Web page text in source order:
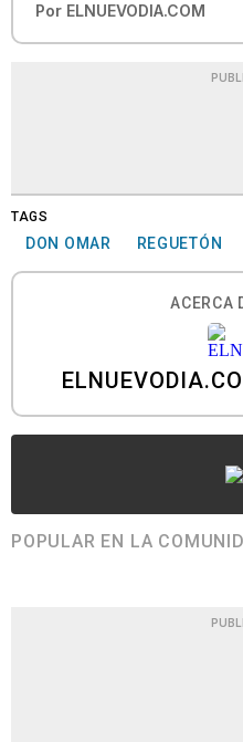
Por ELNUEVODIA.COM
TAGS
DON OMAR REGUETÓN
ACERCA
POPULAR EN LA